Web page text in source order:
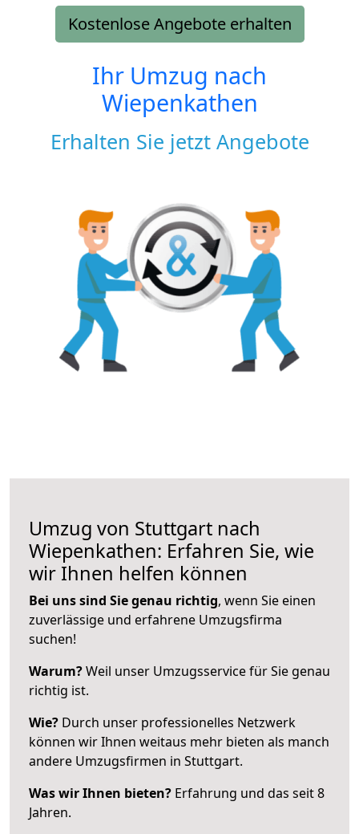
Kostenlose Angebote erhalten
Ihr Umzug nach
Wiepenkathen
Erhalten Sie jetzt Angebote
Umzug von Stuttgart nach
Wiepenkathen: Erfahren Sie, wie
wir Ihnen helfen können
Bei uns sind Sie genau richtig, wenn Sie einen
zuverlässige und erfahrene Umzugsfirma
suchen!
Warum?Weil unser Umzugsservice für Sie genau
richtig ist.
Wie? Durch unser professionelles Netzwerk
können wir Ihnen weitaus mehr bieten als manch
andere Umzugsfirmen in Stuttgart.
Was wir Ihnen bieten? Erfahrung und das seit 8
Jahren.